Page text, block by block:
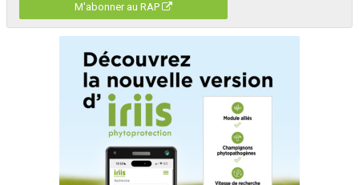
M'abonner au RAP